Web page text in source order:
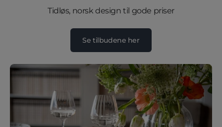
Tidløs, norsk design til gode priser
Se tilbudene her